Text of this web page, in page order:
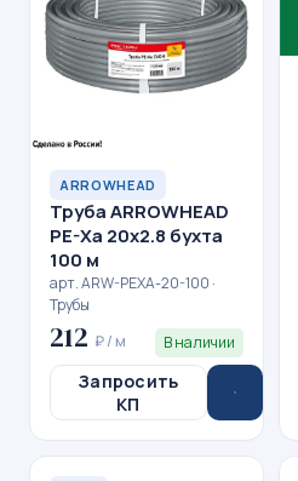
ARROWHEAD
Труба ARROWHEAD
PE-Xa 20x2.8 бухта
100 м
арт. ARW-PEXA-20-100 ·
Трубы
212 ₽ / м В наличии
Запросить
КП